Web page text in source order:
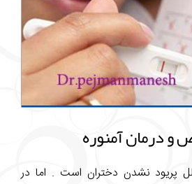
درمان آمنوره
پریود نشدن دختران است . اما در